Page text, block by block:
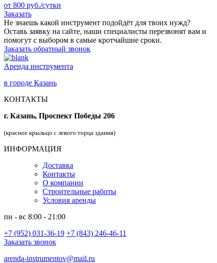
от 800 руб./сутки
Заказать
Не знаешь какой инструмент подойдёт для твоих нужд?
Оставь заявку на сайте, наши специалисты перезвонят вам и
помогут с выбором в самые кротчайшие сроки.
Заказать обратный звонок
Аренда инструмента
в городе Казань
КОНТАКТЫ
г. Казань, Проспект Победы 206
(красное крыльцо с левого торца здания)
ИНФОРМАЦИЯ
Доставка
Контакты
О компании
Строительные работы
Условия аренды
пн - вс 8:00 - 21:00
+7 (952) 031-36-19 +7 (843) 246-46-11
Заказать звонок
arenda-instrumentov@mail.ru